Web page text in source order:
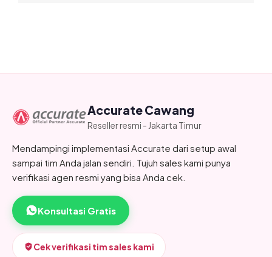
Accurate Cawang
Reseller resmi - Jakarta Timur
Mendampingi implementasi Accurate dari setup awal
sampai tim Anda jalan sendiri. Tujuh sales kami punya
verifikasi agen resmi yang bisa Anda cek.
Konsultasi Gratis
Cek verifikasi tim sales kami